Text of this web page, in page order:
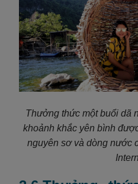
Thưởng thức một buổi dã
khoảnh khắc yên bình
nguyên sơ và dòng nước